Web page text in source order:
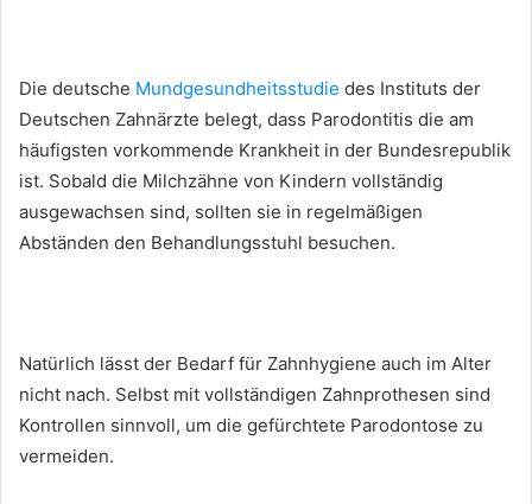
Die deutsche Mundgesundheitsstudie des Instituts der
Deutschen Zahnärzte belegt, dass Parodontitis die am
häufigsten vorkommende Krankheit in der Bundesrepublik
ist. Sobald die Milchzähne von Kindern vollständig
ausgewachsen sind, sollten sie in regelmäßigen
Abständen den Behandlungsstuhl besuchen.
Natürlich lässt der Bedarf für Zahnhygiene auch im Alter
nicht nach. Selbst mit vollständigen Zahnprothesen sind
Kontrollen sinnvoll, um die gefürchtete Parodontose zu
vermeiden.